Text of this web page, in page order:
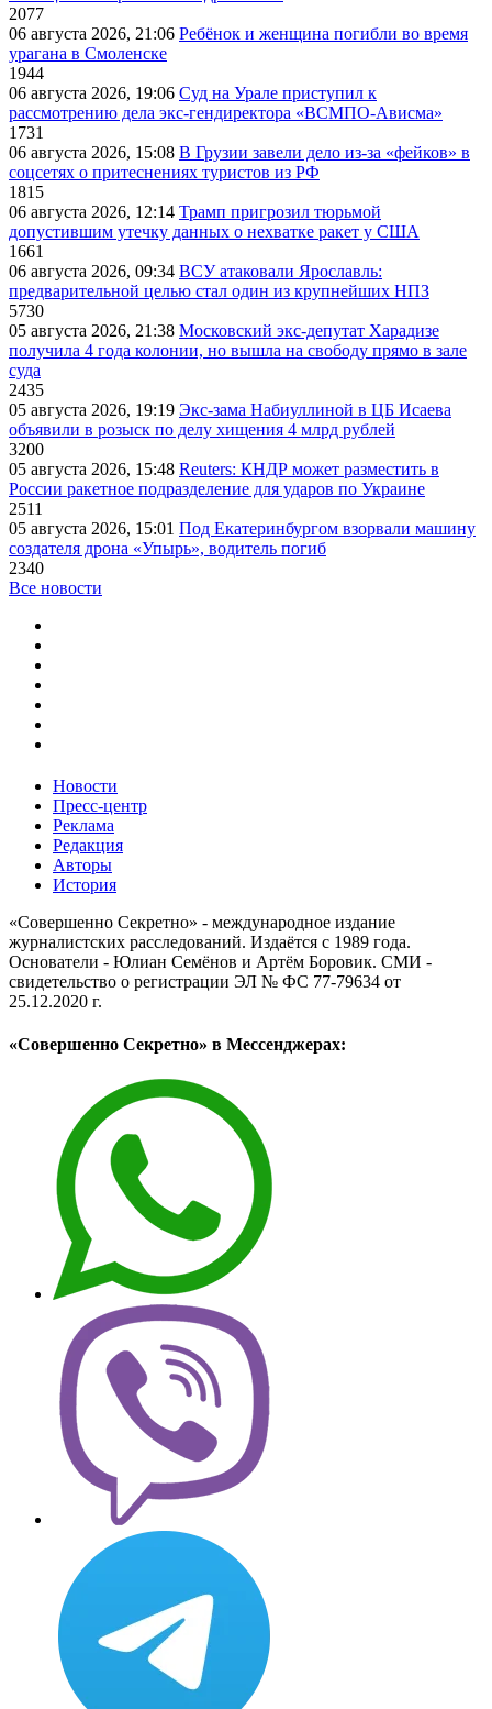
2077
06 августа 2026, 21:06 Ребёнок и женщина погибли во время
урагана в Смоленске
1944
06 августа 2026, 19:06 Суд на Урале приступил к
рассмотрению дела экс-гендиректора «ВСМПО-Ависма»
1731
06 августа 2026, 15:08 В Грузии завели дело из-за «фейков» в
соцсетях о притеснениях туристов из РФ
1815
06 августа 2026, 12:14 Трамп пригрозил тюрьмой
допустившим утечку данных о нехватке ракет у США
1661
06 августа 2026, 09:34 ВСУ атаковали Ярославль:
предварительной целью стал один из крупнейших НПЗ
5730
05 августа 2026, 21:38 Московский экс-депутат Харадизе
получила 4 года колонии, но вышла на свободу прямо в зале
суда
2435
05 августа 2026, 19:19 Экс-зама Набиуллиной в ЦБ Исаева
объявили в розыск по делу хищения 4 млрд рублей
3200
05 августа 2026, 15:48 Reuters: КНДР может разместить в
России ракетное подразделение для ударов по Украине
2511
05 августа 2026, 15:01 Под Екатеринбургом взорвали машину
создателя дрона «Упырь», водитель погиб
2340
Все новости
Новости
Пресс-центр
Реклама
Редакция
Авторы
История
«Совершенно Секретно» - международное издание
журналистских расследований. Издаётся с 1989 года.
Основатели - Юлиан Семёнов и Артём Боровик. CМИ -
свидетельство о регистрации ЭЛ № ФС 77-79634 от
25.12.2020 г.
«Совершенно Секретно» в Мессенджерах: